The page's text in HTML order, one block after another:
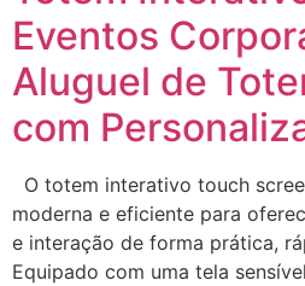
Eventos
Aluguel de
com
O totem interativo touch
moderna e eficiente para
e interação de forma prática,
Equipado com uma tela